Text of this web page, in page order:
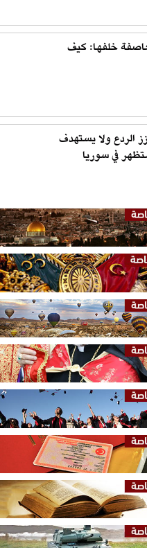
خلفها: كيف
الردع ولا يستهدف
في سوريا